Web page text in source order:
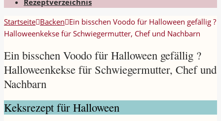
Rezeptverzeichnis
Startseite Backen Ein bisschen Voodo für Halloween gefällig ?
Halloweenkekse für Schwiegermutter, Chef und Nachbarn
Ein bisschen Voodo für Halloween gefällig ?
Halloweenkekse für Schwiegermutter, Chef und
Nachbarn
Keksrezept für Halloween